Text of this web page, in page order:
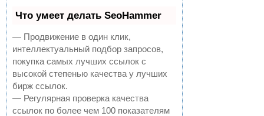
Что умеет делать SeoHammer
— Продвижение в один клик,
интеллектуальный подбор запросов,
покупка самых лучших ссылок с
высокой степенью качества у лучших
бирж ссылок.
— Регулярная проверка качества
ссылок по более чем 100 показателям